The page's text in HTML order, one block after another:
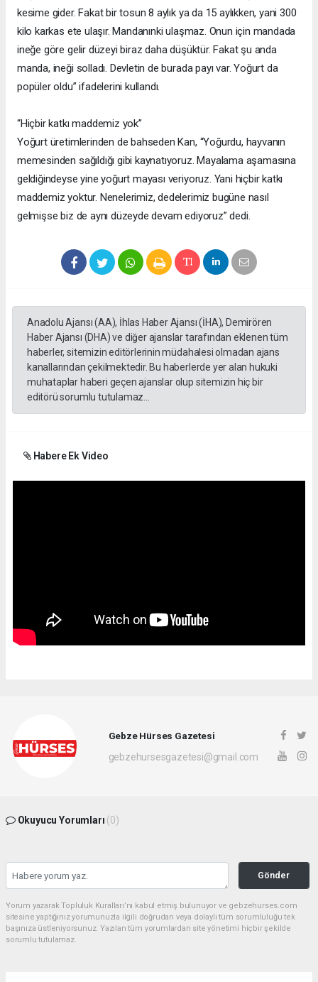
kesime gider. Fakat bir tosun 8 aylık ya da 15 aylıkken, yani 300
kilo karkas ete ulaşır. Mandanınki ulaşmaz. Onun için mandada
ineğe göre gelir düzeyi biraz daha düşüktür. Fakat şu anda
manda, ineği solladı. Devletin de burada payı var. Yoğurt da
popüler oldu” ifadelerini kullandı.
“Hiçbir katkı maddemiz yok”
Yoğurt üretimlerinden de bahseden Kan, “Yoğurdu, hayvanın
memesinden sağıldığı gibi kaynatıyoruz. Mayalama aşamasına
geldiğindeyse yine yoğurt mayası veriyoruz. Yani hiçbir katkı
maddemiz yoktur. Nenelerimiz, dedelerimiz bugüne nasıl
gelmişse biz de aynı düzeyde devam ediyoruz” dedi.
Anadolu Ajansı (AA), İhlas Haber Ajansı (İHA), Demirören
Haber Ajansı (DHA) ve diğer ajanslar tarafından eklenen tüm
haberler, sitemizin editörlerinin müdahalesi olmadan ajans
kanallarından çekilmektedir. Bu haberlerde yer alan hukuki
muhataplar haberi geçen ajanslar olup sitemizin hiç bir
editörü sorumlu tutulamaz...
Habere Ek Video
Gebze Hürses Gazetesi
gebzehursesgazetesi@gmail.com
Okuyucu Yorumları (0)
Gönder
Yorum yazarak Topluluk Kuralları’nı kabul etmiş bulunuyor ve gebzehurses.com
sitesine yaptığınız yorumunuzla ilgili doğrudan veya dolaylı tüm sorumluluğu tek
başınıza üstleniyorsunuz. Yazılan tüm yorumlardan site yönetimi hiçbir şekilde
sorumlu tutulamaz.